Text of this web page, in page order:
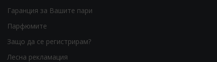
Гаранция за Вашите пари
Парфюмите
Защо да се регистрирам?
Лесна рекламация